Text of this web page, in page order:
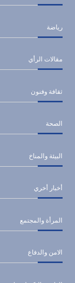
رياضة
مقالات الرأي
ثقافة وفنون
الصحة
البيئة والمناخ
أخبار أخري
المرأة والمجتمع
الامن والدفاع